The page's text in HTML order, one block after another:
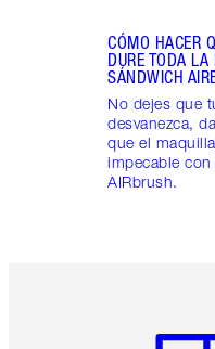
CÓMO HACER
DURE TODA LA
SÁNDWICH
No dejes que
desvanezca,
que el
impecable
AIRbrush.